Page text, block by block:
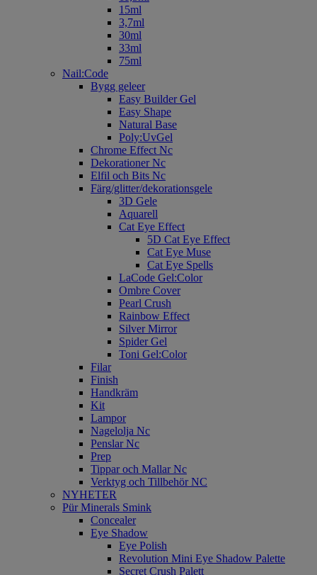
15ml
3,7ml
30ml
33ml
75ml
Nail:Code
Bygg geleer
Easy Builder Gel
Easy Shape
Natural Base
Poly:UvGel
Chrome Effect Nc
Dekorationer Nc
Elfil och Bits Nc
Färg/glitter/dekorationsgele
3D Gele
Aquarell
Cat Eye Effect
5D Cat Eye Effect
Cat Eye Muse
Cat Eye Spells
LaCode Gel:Color
Ombre Cover
Pearl Crush
Rainbow Effect
Silver Mirror
Spider Gel
Toni Gel:Color
Filar
Finish
Handkräm
Kit
Lampor
Nagelolja Nc
Penslar Nc
Prep
Tippar och Mallar Nc
Verktyg och Tillbehör NC
NYHETER
Pür Minerals Smink
Concealer
Eye Shadow
Eye Polish
Revolution Mini Eye Shadow Palette
Secret Crush Palett